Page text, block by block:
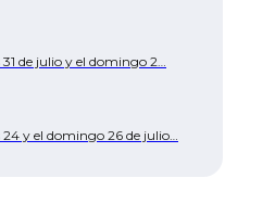
de julio y el domingo 2…
y el domingo 26 de julio…